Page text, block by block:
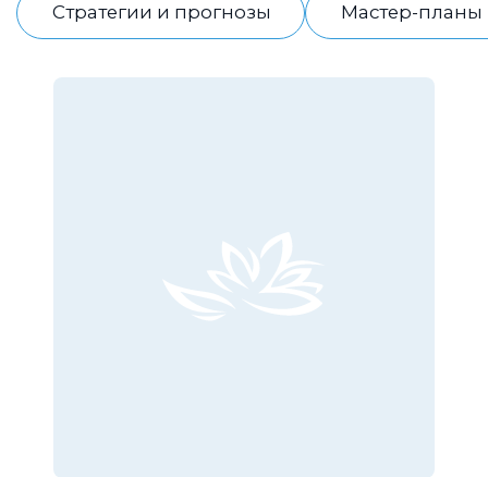
Стратегии и прогнозы Мастер-планы